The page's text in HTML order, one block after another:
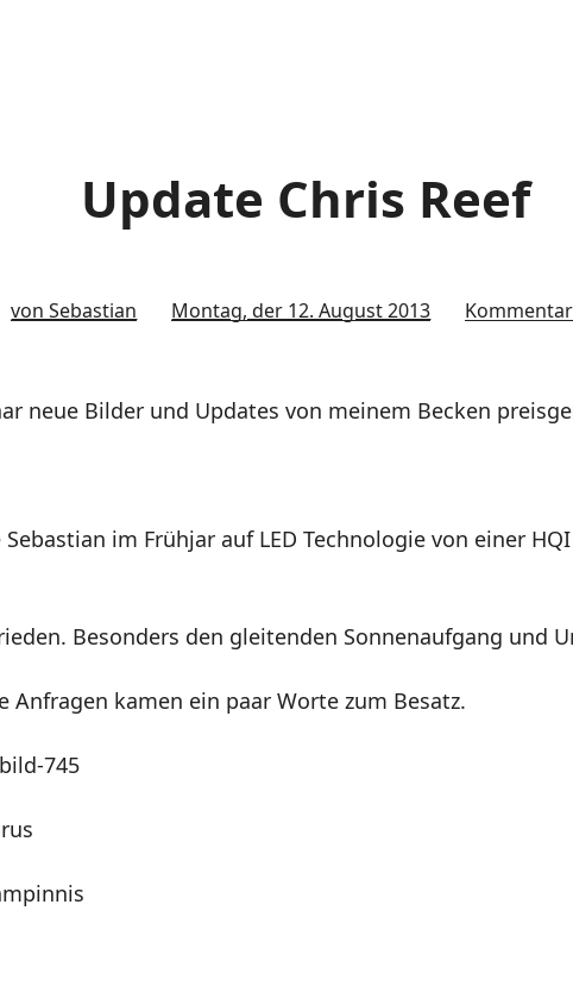
Update Chris Reef
von Sebastian Montag, der 12. August 2013
neue Bilder und Updates von meinem Becken
im Frühjar auf LED Technologie von einer
Besonders den gleitenden Sonnenaufgang und
Anfragen kamen ein paar Worte zum Besatz.